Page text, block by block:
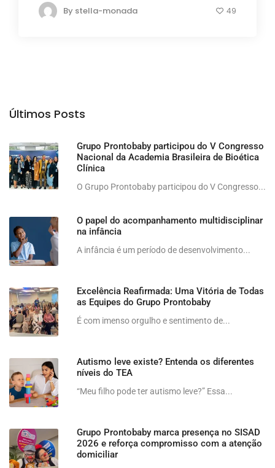
By stella-monada 49
Últimos Posts
Grupo Prontobaby participou do V Congresso
Nacional da Academia Brasileira de Bioética
Clínica
O Grupo Prontobaby participou do V Congresso...
O papel do acompanhamento multidisciplinar
na infância
A infância é um período de desenvolvimento...
Excelência Reafirmada: Uma Vitória de Todas
as Equipes do Grupo Prontobaby
É com imenso orgulho e sentimento de...
Autismo leve existe? Entenda os diferentes
níveis do TEA
“Meu filho pode ter autismo leve?” Essa...
Grupo Prontobaby marca presença no SISAD
2026 e reforça compromisso com a atenção
domiciliar